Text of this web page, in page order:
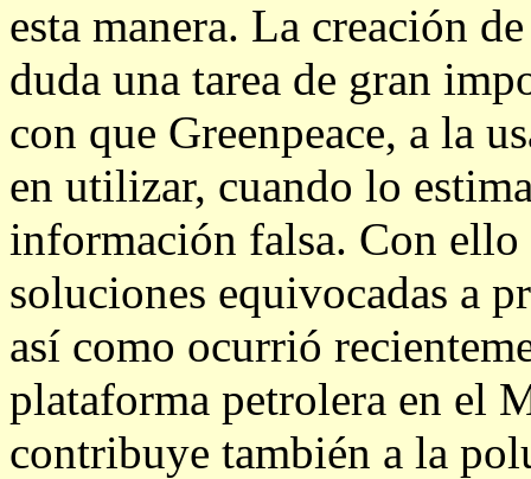
esta manera. La creación
duda una tarea de gran
con que Greenpeace, a la
en utilizar, cuando lo
información falsa. Con ello
soluciones equivocadas a
así como ocurrió
plataforma petrolera en el
contribuye también a la